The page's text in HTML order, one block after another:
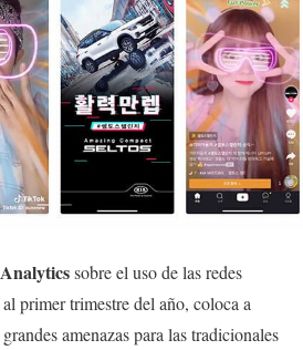
sobre el uso de las redes
primer trimestre del año, coloca a
amenazas para las tradicionales